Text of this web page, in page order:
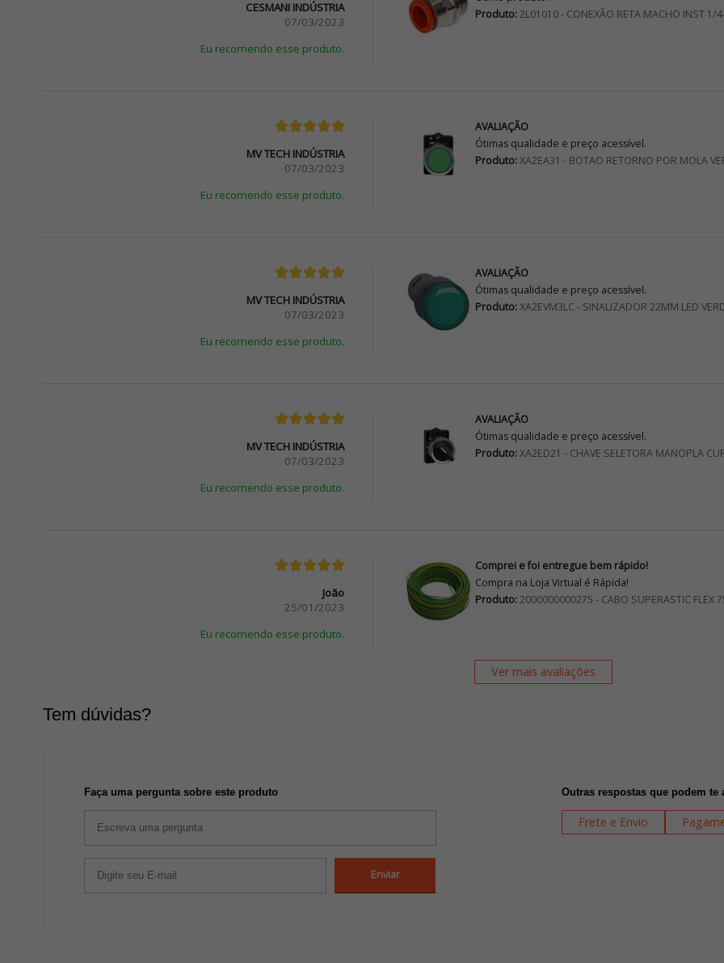
CESMANI INDÚSTRIA
07/03/2023
Eu recomendo esse produto.
Produto:2L01010 - CONEXÃO RETA MACHO INST 1/
MV TECH INDÚSTRIA
07/03/2023
Eu recomendo esse produto.
AVALIAÇÃO
Ótimas qualidade e preço acessível.
Produto:XA2EA31 - BOTAO RETORNO POR MOLA
MV TECH INDÚSTRIA
07/03/2023
Eu recomendo esse produto.
AVALIAÇÃO
Ótimas qualidade e preço acessível.
Produto:XA2EVM3LC - SINALIZADOR 22MM LED
MV TECH INDÚSTRIA
07/03/2023
Eu recomendo esse produto.
AVALIAÇÃO
Ótimas qualidade e preço acessível.
Produto:XA2ED21 - CHAVE SELETORA MANOPLA
João
25/01/2023
Eu recomendo esse produto.
Comprei e foi entregue bem rápido!
Compra na Loja Virtual é Rápida!
Produto:2000000000275 - CABO SUPERASTIC FLEX
Ver mais avaliações
Tem dúvidas?
Faça uma pergunta sobre este produto
Enviar
Outras respostas que podem te
Frete e Envio